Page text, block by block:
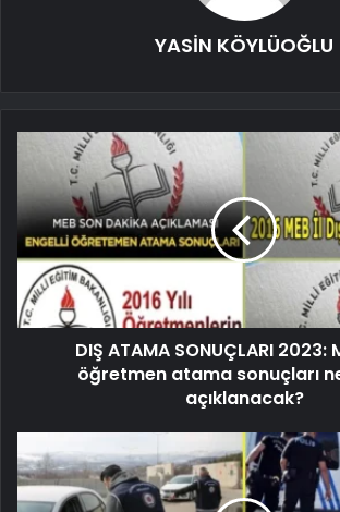
YASİN KÖYLÜOĞLU
DIŞ ATAMA SONUÇLARI 2023:
öğretmen atama sonuçları
açıklanacak?